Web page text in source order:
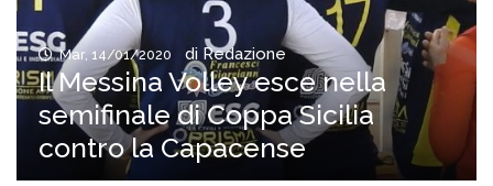
Mar, 14/01/2020 di Redazione
Il Messina Volley esce nella
semifinale di Coppa Sicilia
contro la Capacense